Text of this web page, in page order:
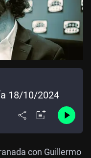
18/10/2024
con Guillermo